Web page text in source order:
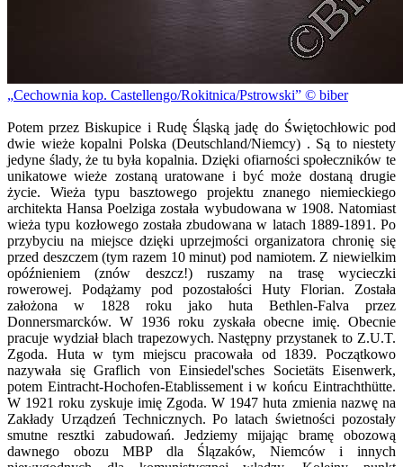
Cechownia kop. Castellengo/Rokitnica/Pstrowski © biber
Potem przez Biskupice i Rudę Śląską jadę do Świętochłowic pod
dwie wieże kopalni Polska (Deutschland/Niemcy) . Są to niestety
jedyne ślady, że tu była kopalnia. Dzięki ofiarności społeczników te
unikatowe wieże zostaną uratowane i być może dostaną drugie
życie. Wieża typu basztowego projektu znanego niemieckiego
architekta Hansa Poelziga została wybudowana w 1908. Natomiast
wieża typu kozłowego została zbudowana w latach 1889-1891. Po
przybyciu na miejsce dzięki uprzejmości organizatora chronię się
przed deszczem (tym razem 10 minut) pod namiotem. Z niewielkim
opóźnieniem (znów deszcz!) ruszamy na trasę wycieczki
rowerowej. Podążamy pod pozostałości Huty Florian. Została
założona w 1828 roku jako huta Bethlen-Falva przez
Donnersmarcków. W 1936 roku zyskała obecne imię. Obecnie
pracuje wydział blach trapezowych. Następny przystanek to Z.U.T.
Zgoda. Huta w tym miejscu pracowała od 1839. Początkowo
nazywała się Graflich von Einsiedel'sches Societäts Eisenwerk,
potem Eintracht-Hochofen-Etablissement i w końcu Eintrachthütte.
W 1921 roku zyskuje imię Zgoda. W 1947 huta zmienia nazwę na
Zakłady Urządzeń Technicznych. Po latach świetności pozostały
smutne resztki zabudowań. Jedziemy mijając bramę obozową
dawnego obozu MBP dla Ślązaków, Niemców i innych